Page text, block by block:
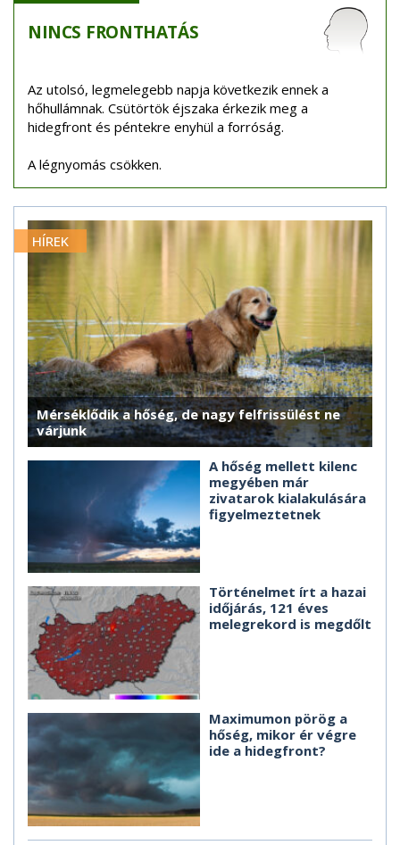
NINCS FRONTHATÁS
Az utolsó, legmelegebb napja következik ennek a
hőhullámnak. Csütörtök éjszaka érkezik meg a
hidegfront és péntekre enyhül a forróság.
A légnyomás csökken.
HÍREK
Mérséklődik a hőség, de nagy felfrissülést ne
várjunk
A hőség mellett kilenc
megyében már
zivatarok kialakulására
figyelmeztetnek
Történelmet írt a hazai
időjárás, 121 éves
melegrekord is megdőlt
Maximumon pörög a
hőség, mikor ér végre
ide a hidegfront?